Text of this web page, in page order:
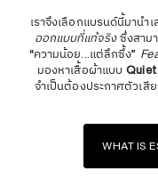
เราจึงเลือกแบรนด์นี้มานำเ
ออกแบบที่แท้จริงซึ่งสาม
“ความน้อย...แต่ลึกซึ้ง”
มองหาเสื้อผ้าแบบQuiet
จำเป็นต้องประกาศตัวเสี
WHAT IS